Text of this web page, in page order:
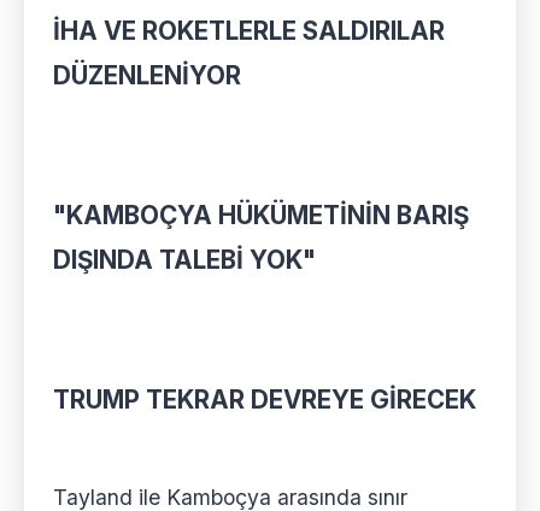
İHA VE ROKETLERLE SALDIRILAR
DÜZENLENİYOR
"KAMBOÇYA HÜKÜMETİNİN BARIŞ
DIŞINDA TALEBİ YOK"
TRUMP TEKRAR DEVREYE GİRECEK
Tayland ile Kamboçya arasında sınır